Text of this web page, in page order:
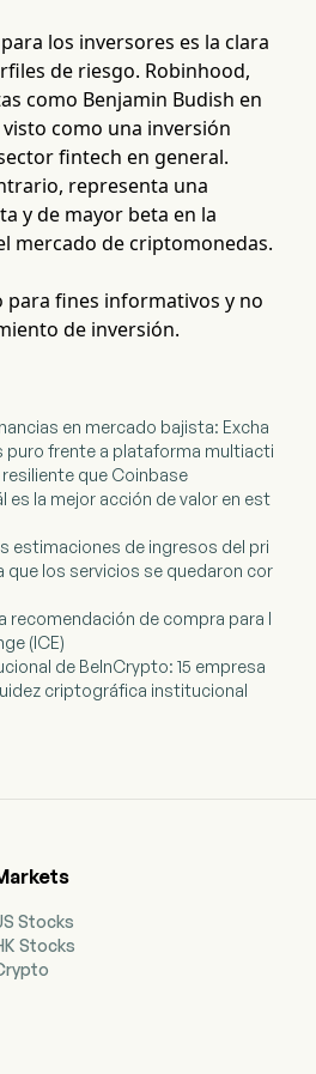
los inversores es la clara
de riesgo. Robinhood,
como Benjamin Budish en
como una inversión
fintech en general.
representa una
y de mayor beta en la
mercado de criptomonedas.
para fines informativos y no
de inversión.
en mercado bajista: Excha
puro frente a plataforma multiacti
que Coinbase
es la mejor acción de valor en est
estimaciones de ingresos del pri
los servicios se quedaron cor
recomendación de compra para I
(ICE)
de BeInCrypto: 15 empresa
criptográfica institucional
Stocks
Stocks